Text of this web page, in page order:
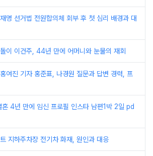
명 선거법 전원합의체 회부 후 첫 심리 배경과 대
이 이건주, 44년 만에 어머니와 눈물의 재회
여진 기자 홍준표, 나경원 질문과 답변 경력, 프
혼 4년 만에 임신 프로필 인스타 남편1박 2일 pd
지하주차장 전기차 화재, 원인과 대응